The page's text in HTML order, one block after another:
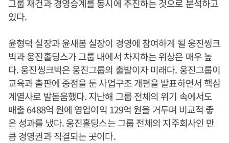
그룹 재건과 경영승계를 동시에 추진하는 것으로 분석하고
있다.
윤형덕 실장과 윤새봄 실장이 경영에 참여하게 될 웅진씽크
빅과 웅진홀딩스가 그룹 내에서 차지하는 위상은 매우 높
다. 웅진씽크빅은 웅진그룹의 출발이자 미래다. 웅진그룹이
교육과 출판에 중점을 둔 사업구조 개편을 발표하면서 핵심
계열사로 발돋움했다. 지난해 그룹 전체의 위기 속에서도
매출 6488억 원에 영업이익 129억 원을 거두며 비교적 좋
은 성과를 냈다. 웅진홀딩스는 그룹 전체의 지주회사인 만
큼 경영권과 직결되는 곳이다.